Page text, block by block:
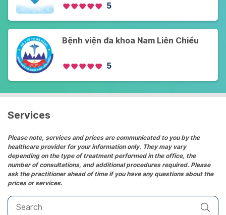
5
Bệnh viện đa khoa Nam Liên Chiểu
5
Services
Please note, services and prices are communicated to you by the
healthcare provider for your information only. They may vary
depending on the type of treatment performed in the office, the
number of consultations, and additional procedures required. Please
ask the practitioner ahead of time if you have any questions about the
prices or services.